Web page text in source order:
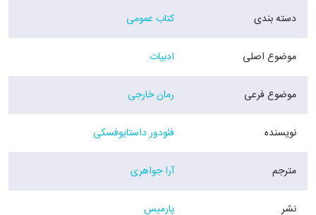
دسته بندی کتاب عمومی
موضوع اصلی ادبیات
موضوع فرعی رمان خارجی
نویسنده فئودور داستایوفسکی
مترجم آرا جواهری
نشر پارمیس